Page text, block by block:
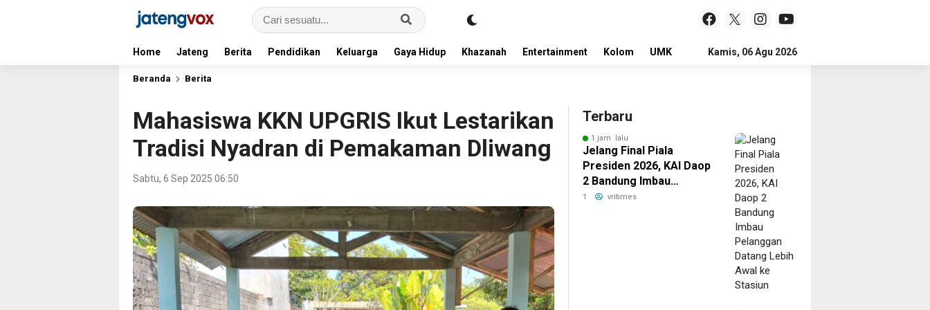
Home Jateng Berita Pendidikan Keluarga Gaya Hidup Khazanah Entertainment Kolom UMKM LOKER
Kamis, 06 Agu 2026
Beranda Berita
Mahasiswa KKN UPGRIS Ikut Lestarikan
Tradisi Nyadran di Pemakaman Dliwang
Sabtu, 6 Sep 2025 06:50
Terbaru
1 jam lalu
Jelang Final Piala
Presiden 2026, KAI Daop
2 Bandung Imbau
Pelanggan Datang Lebih
1 vritimes